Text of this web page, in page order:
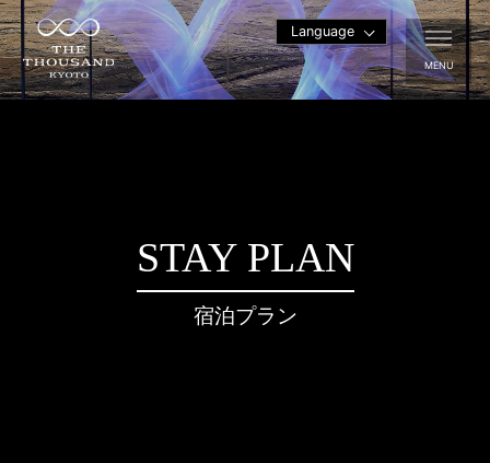
Language
MENU
STAY PLAN
宿泊プラン